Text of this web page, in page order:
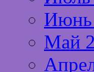
Июнь
Май